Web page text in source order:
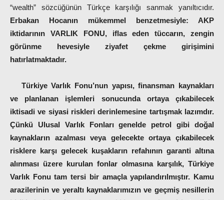
“wealth” sözcüğünün Türkçe karşılığı sanmak yanıltıcıdır.
Erbakan Hocanın mükemmel benzetmesiyle: AKP
iktidarının VARLIK FONU, iflas eden tüccarın, zengin
görünme hevesiyle ziyafet çekme girişimini
hatırlatmaktadır.
Türkiye Varlık Fonu’nun yapısı, finansman kaynakları
ve planlanan işlemleri sonucunda ortaya çıkabilecek
iktisadi ve siyasi riskleri derinlemesine tartışmak lazımdır.
Çünkü Ulusal Varlık Fonları genelde petrol gibi doğal
kaynakların azalması veya gelecekte ortaya çıkabilecek
risklere karşı gelecek kuşakların refahının garanti altına
alınması üzere kurulan fonlar olmasına karşılık, Türkiye
Varlık Fonu tam tersi bir amaçla yapılandırılmıştır. Kamu
arazilerinin ve yeraltı kaynaklarımızın ve geçmiş nesillerin